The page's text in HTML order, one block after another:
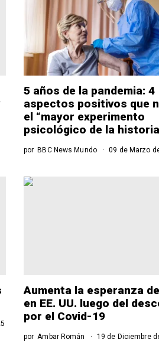
5 años de la pandemia: 4
aspectos positivos que
el “mayor experimento
psicológico de la
porBBC News Mundo 09 de Marzo
Aumenta la esperanza
en EE. UU. luego del
por el Covid-19
por Ambar Román 19 de Diciembre